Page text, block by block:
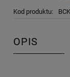
Kod produktu:
OPIS